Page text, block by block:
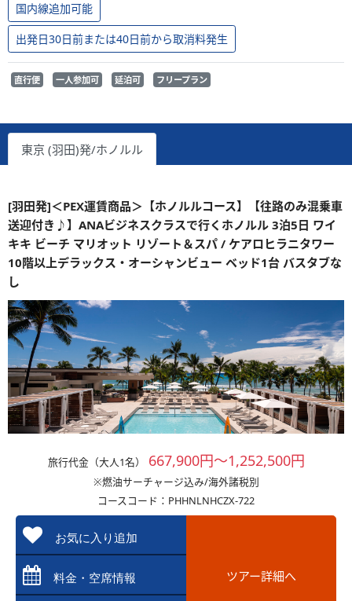
国内線追加可能
出発日30日前または40日前から取消料発生
直行便 一人参加可 延泊可 フリープラン
東京 (羽田)発/ホノルル
[羽田発]＜PEX運賃商品＞【ホノルルコース】【往路のみ混乗車
送迎付き♪】ANAビジネスクラスで行くホノルル 3泊5日 ワイ
キキ ビーチ マリオット リゾート＆スパ / ケアロヒラニタワー
10階以上デラックス・オーシャンビュー ベッド1台 バスタブな
し
旅行代金（大人1名） 667,900円～1,252,500円
※燃油サーチャージ込み/海外諸税別
コースコード：PHHNLNHCZX-722
お気に入り追加
料金・空席情報 ツアー詳細へ